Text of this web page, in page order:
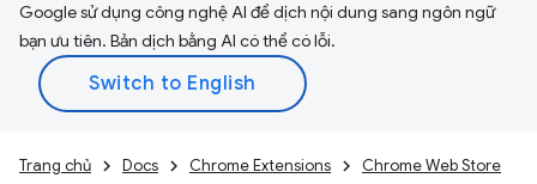
Google sử dụng công nghệ AI để dịch nội dung sang ngôn ngữ
bạn ưu tiên. Bản dịch bằng AI có thể có lỗi.
Trang chủ Docs Chrome Extensions Chrome Web Store